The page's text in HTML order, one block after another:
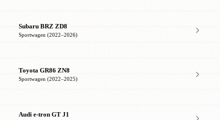
Subaru BRZ ZD8
Sportwagen (2022–2026)
Toyota GR86 ZN8
Sportwagen (2022–2025)
Audi e-tron GT J1